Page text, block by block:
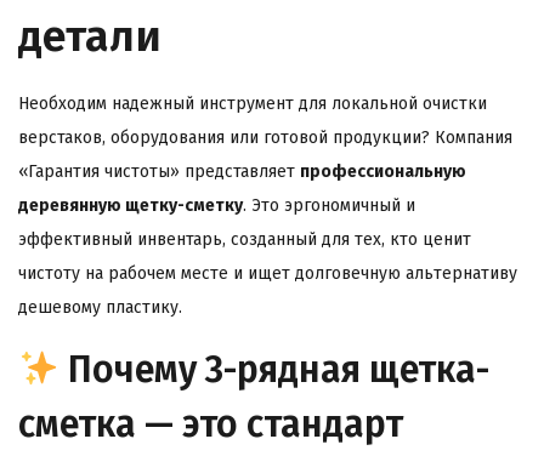
детали
Необходим надежный инструмент для локальной очистки
верстаков, оборудования или готовой продукции? Компания
«Гарантия чистоты» представляет профессиональную
деревянную щетку-сметку. Это эргономичный и
эффективный инвентарь, созданный для тех, кто ценит
чистоту на рабочем месте и ищет долговечную альтернативу
дешевому пластику.
Почему 3-рядная щетка-
сметка — это стандарт